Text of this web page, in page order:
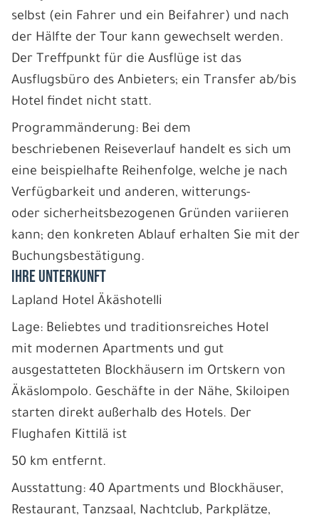
selbst (ein Fahrer und ein Beifahrer) und nach
der Hälfte der Tour kann gewechselt werden.
Der Treffpunkt für die Ausflüge ist das
Ausflugsbüro des Anbieters; ein Transfer ab/bis
Hotel findet nicht statt.
Programmänderung: Bei dem
beschriebenen Reiseverlauf handelt es sich um
eine beispielhafte Reihenfolge, welche je nach
Verfügbarkeit und anderen, witterungs-
oder sicherheitsbezogenen Gründen variieren
kann; den konkreten Ablauf erhalten Sie mit der
Buchungsbestätigung.
IHRE UNTERKUNFT
Lapland Hotel Äkäshotelli
Lage: Beliebtes und traditionsreiches Hotel
mit modernen Apartments und gut
ausgestatteten Blockhäusern im Ortskern von
Äkäslompolo. Geschäfte in der Nähe, Skiloipen
starten direkt außerhalb des Hotels. Der
Flughafen Kittilä ist
50 km entfernt.
Ausstattung: 40 Apartments und Blockhäuser,
Restaurant, Tanzsaal, Nachtclub, Parkplätze,